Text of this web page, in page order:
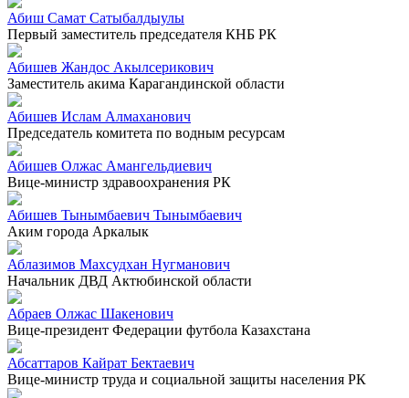
Абиш Самат Сатыбалдыулы
Первый заместитель председателя КНБ РК
Абишев Жандос Акылсерикович
Заместитель акима Карагандинской области
Абишев Ислам Алмаханович
Председатель комитета по водным ресурсам
Абишев Олжас Амангельдиевич
Вице-министр здравоохранения РК
Абишев Тынымбаевич Тынымбаевич
Аким города Аркалык
Аблазимов Махсудхан Нугманович
Начальник ДВД Актюбинской области
Абраев Олжас Шакенович
Вице-президент Федерации футбола Казахстана
Абсаттаров Кайрат Бектаевич
Вице-министр труда и социальной защиты населения РК